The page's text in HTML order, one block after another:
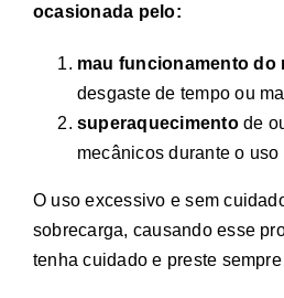
ocasionada pelo:
mau funcionamento do
desgaste de tempo ou
superaquecimentode
mecânicos durante o uso
O uso excessivo e sem
sobrecarga, causando esse
tenha cuidado e preste